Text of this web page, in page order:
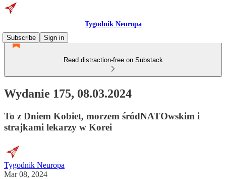
Tygodnik Neuropa
Subscribe
Sign in
Read distraction-free on Substack
Wydanie 175, 08.03.2024
To z Dniem Kobiet, morzem śródNATOwskim i
strajkami lekarzy w Korei
Tygodnik Neuropa
Mar 08, 2024